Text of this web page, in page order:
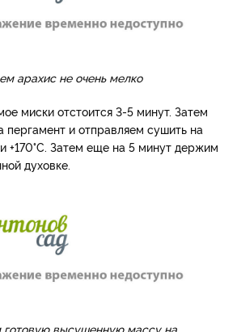
арахис не очень мелко
миски отстоится 3-5 минут. Затем
пергамент и отправляем сушить на
+170°С. Затем еще на 5 минут держим
духовке.
готовую высушенную массу на